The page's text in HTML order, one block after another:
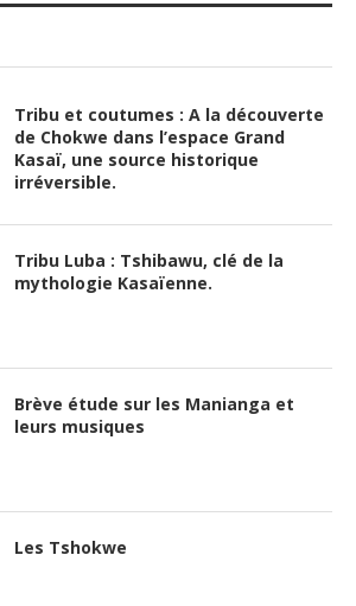
Tribu et coutumes : A la découverte
de Chokwe dans l’espace Grand
Kasaï, une source historique
irréversible.
Tribu Luba : Tshibawu, clé de la
mythologie Kasaïenne.
Brève étude sur les Manianga et
leurs musiques
Les Tshokwe